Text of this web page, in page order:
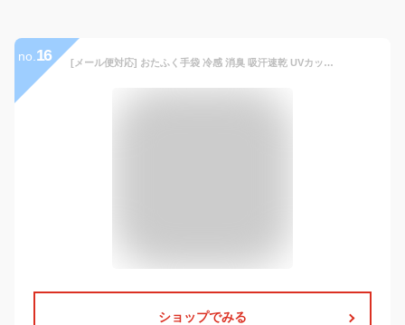
no. 16 [メール便対応] おたふく手袋 冷感 消臭 吸汗速乾 UVカット ストレッチ 七分袖 脇下メッシュ ブラック 熱中症対策 ワークウェア インナー ボディータフネス アンダーシャツ メンズ コンプレッション 7分袖 自転車 スポーツ 現場 夏用 作業着 作業服 JW-629 JW629
ショップでみる